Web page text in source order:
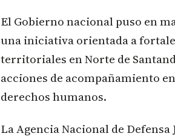
El Gobierno nacional puso en
una iniciativa orientada a
territoriales en Norte de
acciones de acompañamiento
derechos humanos.
La Agencia Nacional de